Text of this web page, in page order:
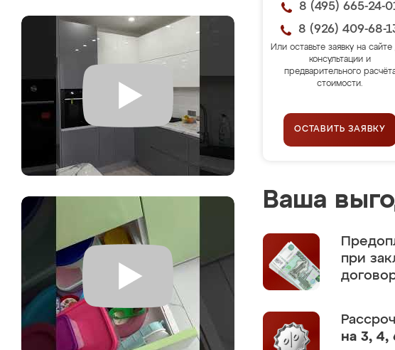
8 (495) 665-24-
8 (926) 409-68-
Или оставьте заявку на сайте
консультации и
предварительного
стоимости.
ОСТАВИТЬ ЗАЯВКУ
Ваша
при
на 3, 4,